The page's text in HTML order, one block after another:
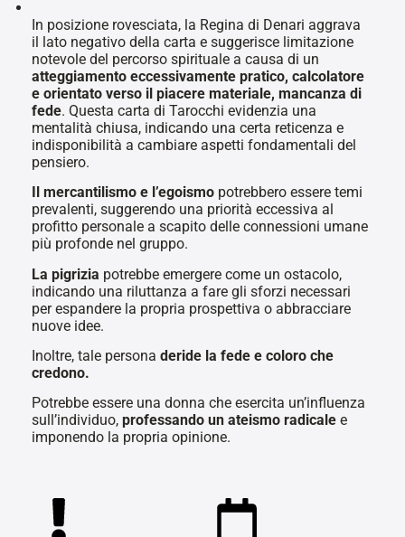
In posizione rovesciata, la Regina di Denari aggrava
il lato negativo della carta e suggerisce limitazione
notevole del percorso spirituale a causa di un
atteggiamento eccessivamente pratico, calcolatore
e orientato verso il piacere materiale, mancanza di
fede. Questa carta di Tarocchi evidenzia una
mentalità chiusa, indicando una certa reticenza e
indisponibilità a cambiare aspetti fondamentali del
pensiero.
Il mercantilismo e l’egoismo potrebbero essere temi
prevalenti, suggerendo una priorità eccessiva al
profitto personale a scapito delle connessioni umane
più profonde nel gruppo.
La pigrizia potrebbe emergere come un ostacolo,
indicando una riluttanza a fare gli sforzi necessari
per espandere la propria prospettiva o abbracciare
nuove idee.
Inoltre, tale persona deride la fede e coloro che
credono.
Potrebbe essere una donna che esercita un’influenza
sull’individuo, professando un ateismo radicale e
imponendo la propria opinione.